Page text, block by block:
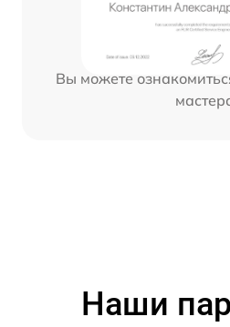
Вы можете
Наши